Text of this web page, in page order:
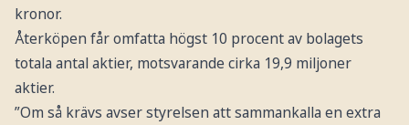
kronor.
Återköpen får omfatta högst 10 procent av bolagets
totala antal aktier, motsvarande cirka 19,9 miljoner
aktier.
”Om så krävs avser styrelsen att sammankalla en extra